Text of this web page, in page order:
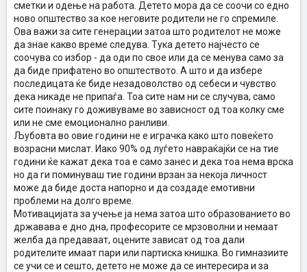
сметки и одење на работа. Детето мора да се соочи со едно
ново општество за кое неговите родители не го спремиле.
Ова важи за сите генерации затоа што родителот не може
да знае какво време следува. Тука детето најчесто се
соочува со избор - да оди по свое или да се менува само за
да биде прифатено во општеството. А што и да избере
последицата ќе биде незадоволство од себеси и чувство
дека никаде не припаѓа. Тоа сите нам ни се случува, само
сите поинаку го доживуваме во зависност од тоа колку сме
или не сме емоционално ранливи.
Љубовта во овие години не е играчка како што повеќето
возрасни мислат. Иако 90% од луѓето навраќајќи се на тие
години ќе кажат дека тоа е само занес и дека тоа нема врска
но да ги поминуваш тие години врзан за некоја личност
може да биде доста напорно и да создаде емотивни
проблеми на долго време.
Мотивацијата за учење ја нема затоа што образованието во
државава е дно дна, професорите се мрзоволни и немаат
желба да предаваат, оцените зависат од тоа дали
родителите имаат пари или партиска книшка. Во гимназиите
се учи се и сешто, детето не може да се интересира и за